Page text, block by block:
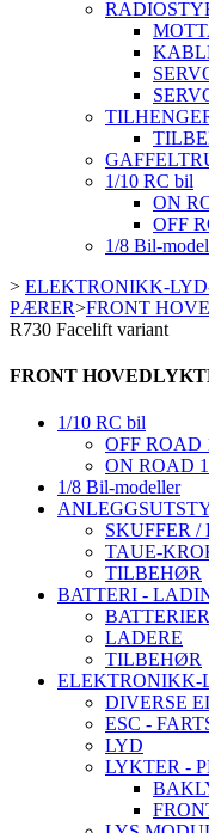
1/10 RC bil
ON
OFF
1/8 Bil-
> ELEKTRONIKK-
PÆRER>FRONT
R730 Facelift variant
FRONT
1/10 RC bil
OFF ROAD
ON ROAD
1/8 Bil-modeller
SKUFFER /
TAUE-
TILBEHØR
BATTERI -
BATTERIER
LADERE
TILBEHØR
ELEKTRONIKK-
DIVERSE
ESC -
LYD
LYKTER -